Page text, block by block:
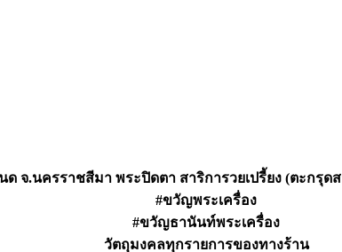
จ.นครราชสีมา พระปิดตา สาริการวยเปรี้ยง (ตะกรุดส
#ขวัญพระเครื่อง
#ขวัญธานันท์พระเครื่อง
วัตถุมงคลทุกรายการของทางร้าน